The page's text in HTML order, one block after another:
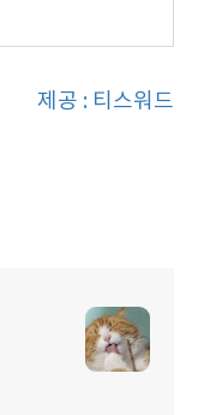
제공 : 티스워드